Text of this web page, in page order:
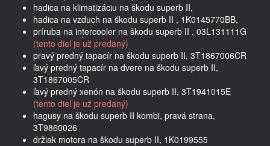
hadica na klimatizáciu na škodu superb II,
hadica na vzduch na škodu superb II , 1K0145770BB,
príruba na intercooler na škodu superb II , 03L131111G
(tento diel je už predaný)
pravý predný tapacír na škodu superb II, 3T1867006CR
ľavý predný tapacír na dvere na škodu superb II,
3T1867005CR
ľavý predný xenón na škodu superb II, 3T1941015E
(tento diel je už predaný)
hagusy na škodu superb II kombi, pravá strana,
3T9860026
držiak motora na škodu superb II, 1K0199555